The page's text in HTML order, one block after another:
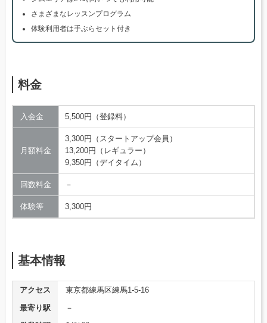
さまざまなレッスンプログラム
体験利用者は手ぶらセット付き
料金
入会金 5,500円（登録料）
月額料金
3,300円（スタートアップ会員）
13,200円（レギュラー）
9,350円（デイタイム）
回数料金 －
体験等 3,300円
基本情報
アクセス
東京都練馬区練馬1-5-16
最寄り駅
－